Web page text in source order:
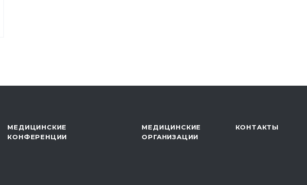
МЕДИЦИНСКИЕ
КОНФЕРЕНЦИИ
МЕДИЦИНСКИЕ
ОРГАНИЗАЦИИ
КОНТАКТЫ